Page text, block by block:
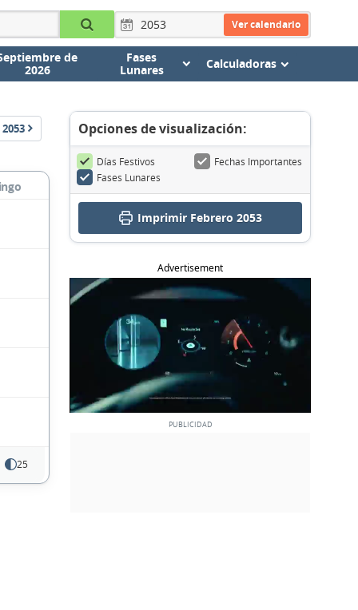
Ver calendario
de
2026
Fases
Lunares
Calculadoras
2053
25
Opciones de visualización:
Días Festivos
Fechas Importantes
Fases Lunares
Imprimir Febrero 2053
Advertisement